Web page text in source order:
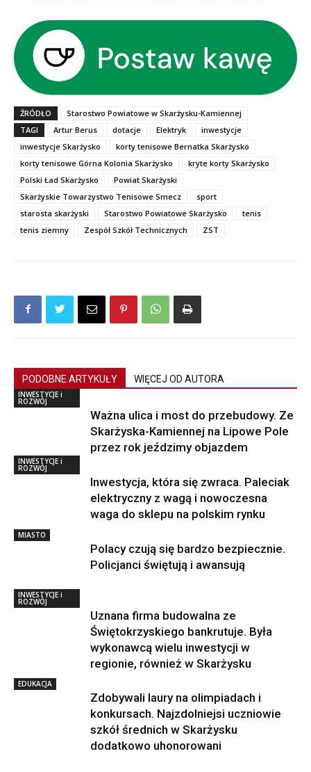
ŹRÓDŁO
Starostwo Powiatowe w Skarżysku-Kamiennej
TAGI
Artur Berus dotacje Elektryk
inwestycje
inwestycje Skarżysko
korty tenisowe Bernatka Skarżysko
korty tenisowe Górna Kolonia Skarżysko
kryte korty Skarżysko
Polski Ład Skarżysko
Powiat Skarżyski
Skarżyskie Towarzystwo Tenisowe Smecz
sport
starosta skarżyski
Starostwo Powiatowe Skarżysko
tenis
tenis ziemny
Zespół Szkół Technicznych ZST
PODOBNE ARTYKUŁY WIĘCEJ OD AUTORA
INWESTYCJE i
ROZWÓJ
Ważna ulica i most do przebudowy. Ze
Skarżyska-Kamiennej na Lipowe Pole
przez rok jeździmy objazdem
INWESTYCJE i
ROZWÓJ
Inwestycja, która się zwraca. Paleciak
elektryczny z wagą i nowoczesna
waga do sklepu na polskim rynku
MIASTO
Polacy czują się bardzo bezpiecznie.
Policjanci świętują i awansują
INWESTYCJE i
ROZWÓJ
Uznana firma budowalna ze
Świętokrzyskiego bankrutuje. Była
wykonawcą wielu inwestycji w
regionie, również w Skarżysku
EDUKACJA
Zdobywali laury na olimpiadach i
konkursach. Najzdolniejsi uczniowie
szkół średnich w Skarżysku
dodatkowo uhonorowani